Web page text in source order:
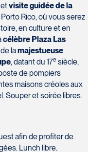
etvisite guidée de la
Rico, où vous serez
en culture et en
célèbre Plaza Las
lamajestueuse
, datant du 17e siècle,
de pompiers
maisons créoles aux
Souper et soirée libres.
afin de profiter de
Lunch libre.